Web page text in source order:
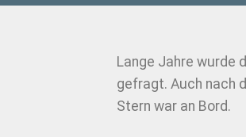
Lange Jahre wurde
gefragt. Auch nach
Stern war an Bord.